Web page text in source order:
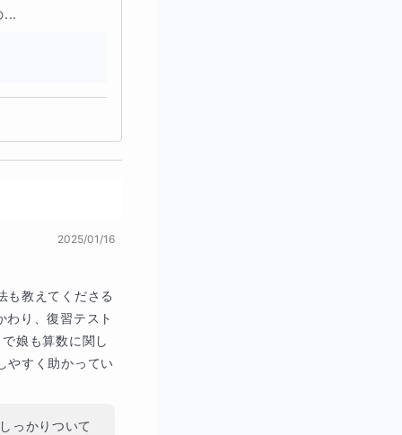
...
2025/01/16
も教えてくださる
り、復習テスト
娘も算数に関し
やすく助かってい
っかりついて